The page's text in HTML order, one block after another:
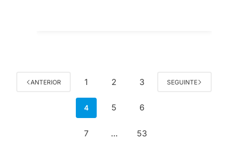
ANTERIOR 1 2 3
4 5 6
7 … 53
SEGUINTE